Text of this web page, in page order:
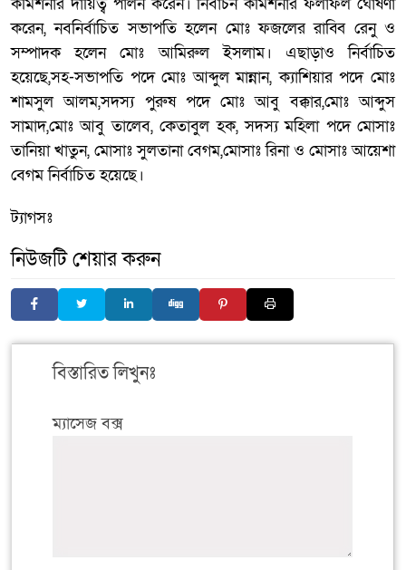
কমিশনার দায়িত্ব পালন করেন। নির্বাচন কমিশনার ফলাফল ঘোষণা
করেন, নবনির্বাচিত সভাপতি হলেন মোঃ ফজলের রাব্বি রেনু ও
সম্পাদক হলেন মোঃ আমিরুল ইসলাম। এছাড়াও নির্বাচিত
হয়েছে,সহ-সভাপতি পদে মোঃ আব্দুল মান্নান, ক্যাশিয়ার পদে মোঃ
শামসুল আলম,সদস্য পুরুষ পদে মোঃ আবু বক্কার,মোঃ আব্দুস
সামাদ,মোঃ আবু তালেব, কেতাবুল হক, সদস্য মহিলা পদে মোসাঃ
তানিয়া খাতুন, মোসাঃ সুলতানা বেগম,মোসাঃ রিনা ও মোসাঃ আয়েশা
বেগম নির্বাচিত হয়েছে।
ট্যাগসঃ
নিউজটি শেয়ার করুন
বিস্তারিত লিখুনঃ
ম্যাসেজ বক্স